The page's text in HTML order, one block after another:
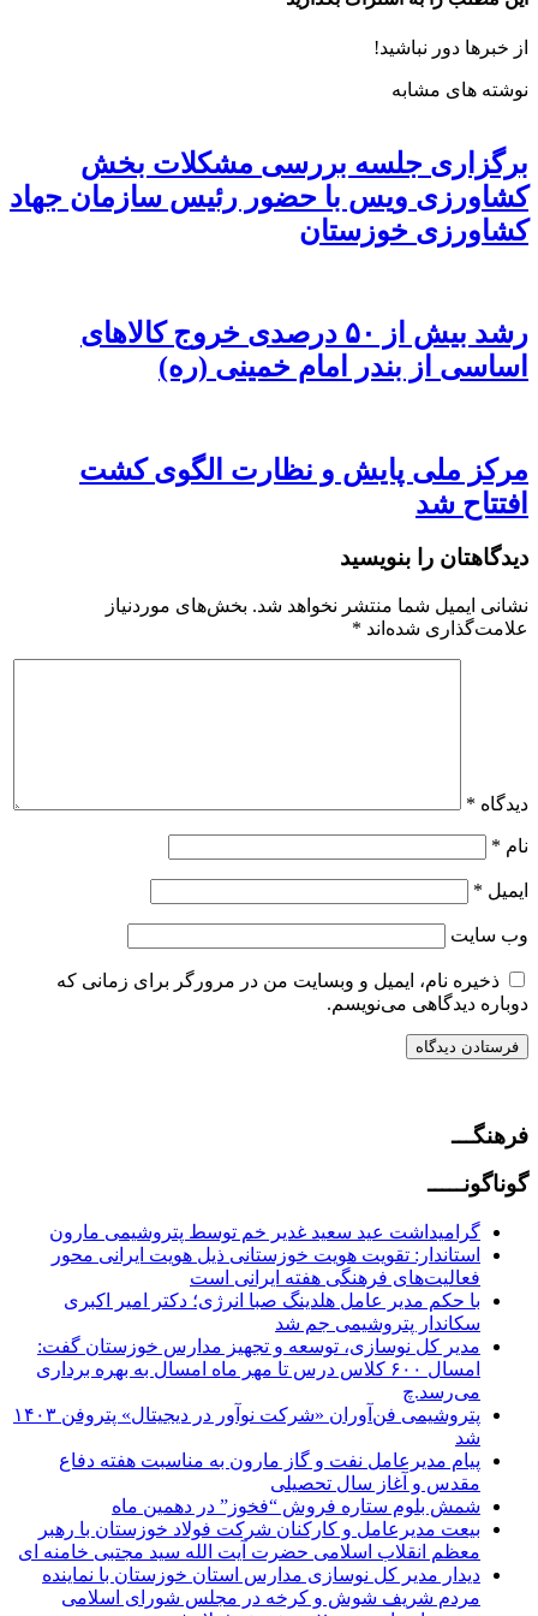
از خبرها دور نباشید!
نوشته های مشابه
برگزاری جلسه بررسی مشکلات بخش
کشاورزی ویس با حضور رئیس سازمان جهاد
کشاورزی خوزستان
رشد بیش از ۵۰ درصدی خروج کالاهای
اساسی از بندر امام خمینی (ره)
مرکز ملی پایش و نظارت الگوی کشت
افتتاح شد
دیدگاهتان را بنویسید
نشانی ایمیل شما منتشر نخواهد شد. بخش‌های موردنیاز
علامت‌گذاری شده‌اند *
دیدگاه *
نام *
ایمیل *
وب‌ سایت
ذخیره نام، ایمیل و وبسایت من در مرورگر برای زمانی که
دوباره دیدگاهی می‌نویسم.
فرهنگـــ
گوناگونـــــ
گرامیداشت عید سعید غدیر خم توسط پتروشیمی مارون
استاندار: تقویت هویت خوزستانی ذیل هویت ایرانی محور
فعالیت‌های فرهنگی هفته ایرانی است
با حکم مدیر عامل هلدینگ صبا انرژی؛ دکتر امیر اکبری
سکاندار پتروشیمی جم شد
مدیر کل نوسازی، توسعه و تجهیز مدارس خوزستان گفت:
امسال ۶۰۰ کلاس درس تا مهر ماه امسال به بهره برداری
می‌رسد.چ
پتروشیمی فن‌آوران «شرکت نوآور در دیجیتال» پتروفن ۱۴۰۳
شد
پیام مدیرعامل نفت و گاز مارون به مناسبت هفته دفاع
مقدس و آغاز سال تحصیلی
شمش بلوم ستاره فروش “فخوز” در دهمین ماه
بیعت مدیرعامل و کارکنان شرکت فولاد خوزستان با رهبر
معظم انقلاب اسلامی حضرت آیت الله سید مجتبی خامنه ای
دیدار مدیر کل نوسازی مدارس استان خوزستان با نماینده
مردم شریف شوش و کرخه در مجلس شورای اسلامی